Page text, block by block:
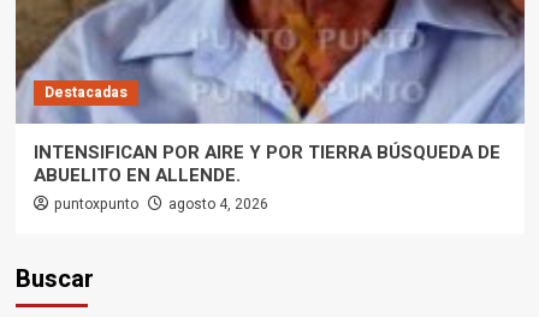
Destacadas
INTENSIFICAN POR AIRE Y POR TIERRA BÚSQUEDA DE
ABUELITO EN ALLENDE.
puntoxpunto agosto 4, 2026
Buscar